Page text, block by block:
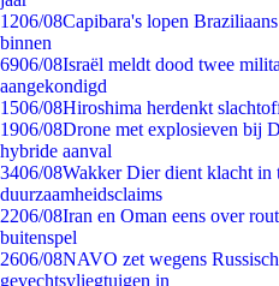
1206/08Capibara's lopen
binnen
6906/08Israël meldt dood twee
aangekondigd
1506/08Hiroshima herdenkt
1906/08Drone met explosieven bij
hybride aanval
3406/08Wakker Dier dient klacht in
duurzaamheidsclaims
2206/08Iran en Oman eens over
buitenspel
2606/08NAVO zet wegens
gevechtsvliegtuigen in